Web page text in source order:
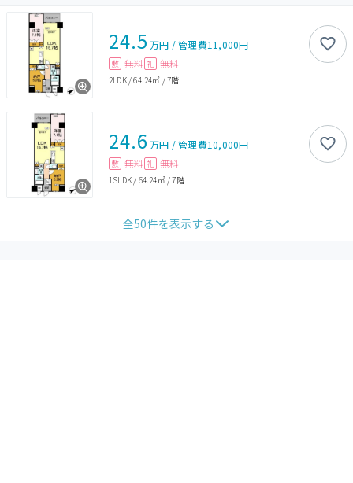
24.5 万円 /管理費11,000円
敷 無料 礼 無料
2LDK/64.24㎡ /7階
24.6 万円 /管理費10,000円
敷 無料 礼 無料
1SLDK / 64.24㎡/7階
全50件を表示する